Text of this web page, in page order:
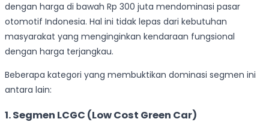
dengan harga di bawah Rp 300 juta mendominasi pasar
otomotif Indonesia. Hal ini tidak lepas dari kebutuhan
masyarakat yang menginginkan kendaraan fungsional
dengan harga terjangkau.
Beberapa kategori yang membuktikan dominasi segmen ini
antara lain:
1. Segmen LCGC (Low Cost Green Car)